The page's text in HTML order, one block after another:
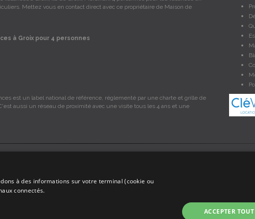
Mettez vous en contact direct avec ce propriétaire de Maison de
à Groix pour 4 personnes
est un label national de référence, réglementé par une charte et grille de
aussi un réseau de proximité avec une visite tous les 4 ans et une
les locations, c'est simplement un annuaire d'hébergements de vacances en Bretagne, un
à des informations sur votre terminal (cookie ou
connectés.
ACCEPTER TOUT